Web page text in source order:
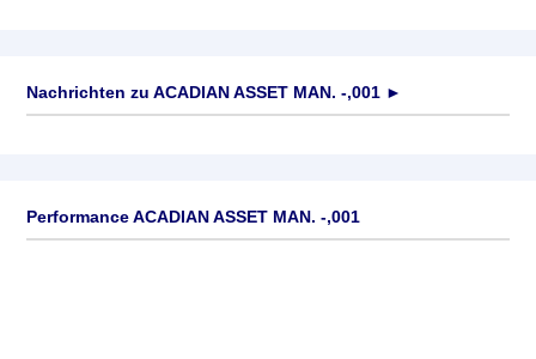
Nachrichten zu ACADIAN ASSET MAN. -,001 ►
Performance ACADIAN ASSET MAN. -,001